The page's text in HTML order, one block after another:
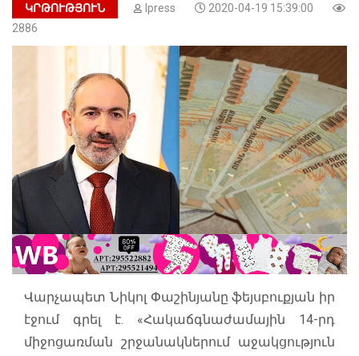
ԿՐԹՈՒԹՅՈՒՆ Ipress
2020-04-19 15:39:00
2886
Վարչապետ Նիկոլ Փաշինյանը ֆեյսբուքյան իր
էջում գրել է. «Հակաճգնաժամային 14-րդ
միջոցառման շրջանակներում աջակցություն